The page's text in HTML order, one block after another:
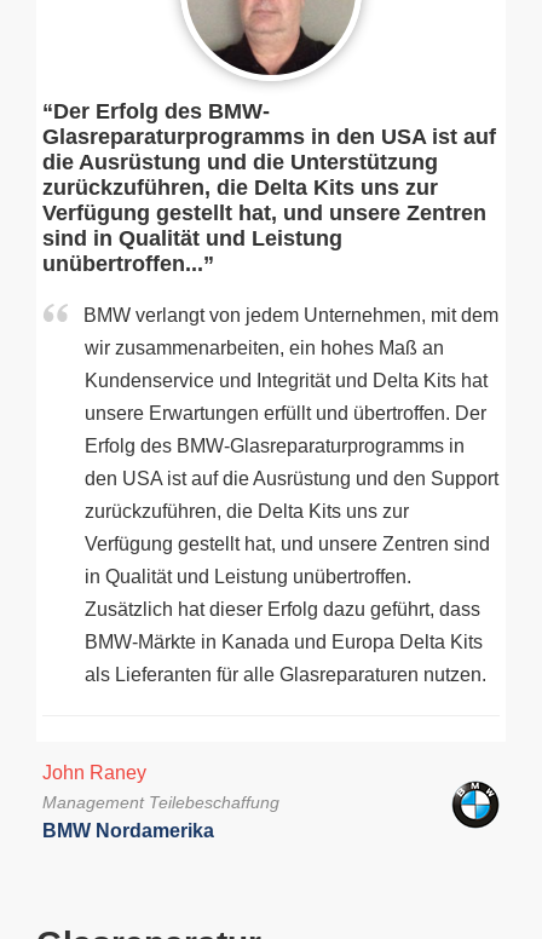
“Der Erfolg des BMW-
Glasreparaturprogramms in den USA ist auf
die Ausrüstung und die Unterstützung
zurückzuführen, die Delta Kits uns zur
Verfügung gestellt hat, und unsere Zentren
sind in Qualität und Leistung
unübertroffen...”
BMW verlangt von jedem Unternehmen, mit dem
wir zusammenarbeiten, ein hohes Maß an
Kundenservice und Integrität und Delta Kits hat
unsere Erwartungen erfüllt und übertroffen. Der
Erfolg des BMW-Glasreparaturprogramms in
den USA ist auf die Ausrüstung und den Support
zurückzuführen, die Delta Kits uns zur
Verfügung gestellt hat, und unsere Zentren sind
in Qualität und Leistung unübertroffen.
Zusätzlich hat dieser Erfolg dazu geführt, dass
BMW-Märkte in Kanada und Europa Delta Kits
als Lieferanten für alle Glasreparaturen nutzen.
John Raney
Management Teilebeschaffung
BMW Nordamerika